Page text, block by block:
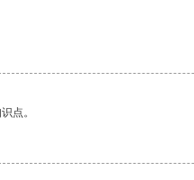
点。